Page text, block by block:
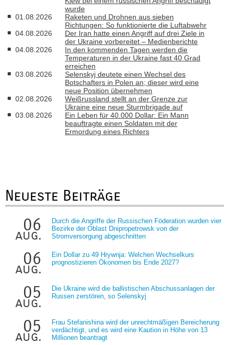
wurde
01.08.2026
Raketen und Drohnen aus sieben
Richtungen: So funktionierte die Luftabwehr
04.08.2026
Der Iran hatte einen Angriff auf drei Ziele in
der Ukraine vorbereitet – Medienberichte
04.08.2026
In den kommenden Tagen werden die
Temperaturen in der Ukraine fast 40 Grad
erreichen
03.08.2026
Selenskyj deutete einen Wechsel des
Botschafters in Polen an; dieser wird eine
neue Position übernehmen
02.08.2026
Weißrussland stellt an der Grenze zur
Ukraine eine neue Sturmbrigade auf
03.08.2026
Ein Leben für 40.000 Dollar: Ein Mann
beauftragte einen Soldaten mit der
Ermordung eines Richters
Neueste Beiträge
06
aug.
Durch die Angriffe der Russischen Föderation wurden vier
Bezirke der Oblast Dnipropetrowsk von der
Stromversorgung abgeschnitten
06
aug.
Ein Dollar zu 49 Hrywnja: Welchen Wechselkurs
prognostizieren Ökonomen bis Ende 2027?
05
aug.
Die Ukraine wird die ballistischen Abschussanlagen der
Russen zerstören, so Selenskyj
05
aug.
Frau Stefanishina wird der unrechtmäßigen Bereicherung
verdächtigt, und es wird eine Kaution in Höhe von 13
Millionen beantragt